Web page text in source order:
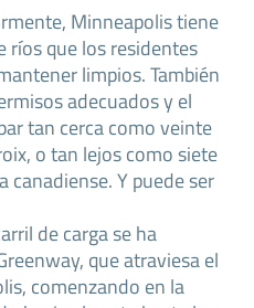
Minneapolis tiene
ríos que los residentes
limpios. También
adecuados y el
tan cerca como veinte
o tan lejos como siete
Y puede ser
de carga se ha
que atraviesa el
comenzando en la